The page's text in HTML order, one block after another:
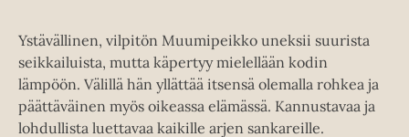
Ystävällinen, vilpitön Muumipeikko uneksii suurista
seikkailuista, mutta käpertyy mielellään kodin
lämpöön. Välillä hän yllättää itsensä olemalla rohkea ja
päättäväinen myös oikeassa elämässä. Kannustavaa ja
lohdullista luettavaa kaikille arjen sankareille.